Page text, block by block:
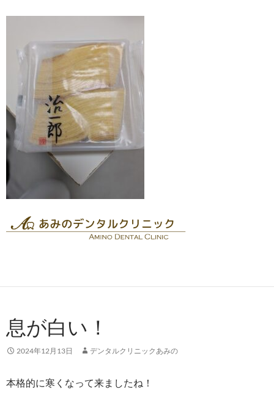
息が白い！
2024年12月13日 デンタルクリニックあみの
本格的に寒くなって来ましたね！